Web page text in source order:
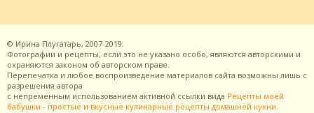
© Ирина Плугатарь, 2007-2019.
Фотографии и рецепты, если это не указано особо, являются авторскими и
охраняются законом об авторском праве.
Перепечатка и любое воспроизведение материалов сайта возможны лишь с
разрешения автора
с непременным использованием активной ссылки вида Рецепты моей
бабушки - простые и вкусные кулинарные рецепты домашней кухни.